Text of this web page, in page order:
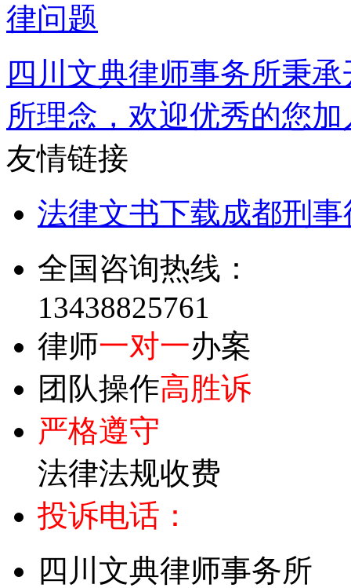
律问题
四川文典律师事务所秉
所理念，欢迎优秀的您
友情链接
法律文书下载成都刑
全国咨询热线：
13438825761
律师一对一办案
团队操作高胜诉
严格遵守
法律法规收费
投诉电话：
四川文典律师事务所